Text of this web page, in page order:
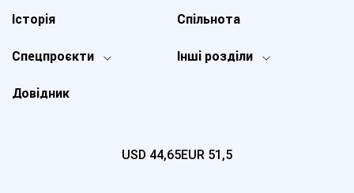
Спецпроєкти Інші розділи
Історія
Довідник
Спільнота
USD 44,65EUR 51,5